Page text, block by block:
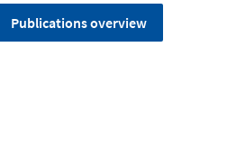
Publications overview